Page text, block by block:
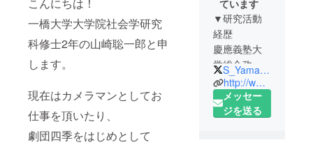
こんにちは！
一橋大学大学院社会学研究
科修士2年の山崎聡一郎と申
します。
現在はカメラマンとしてお
仕事を頂いたり、
劇団四季をはじめとして
ています
▼研究活動
経歴
慶應義塾大
学総合政策
学部卒業
卒業時に学
位記授与学
S_Yamasaki1026
http://www.yamasow.com/
メッセー
ジを送る